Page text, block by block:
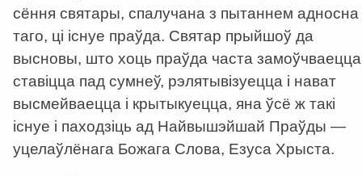
сёння святары, спалучана з пытаннем адносна
таго, ці існуе праўда. Святар прыйшоў да
высновы, што хоць праўда часта
ставіцца пад сумнеў, рэлятывізуецца і нават
высмейваецца і крытыкуецца, яна ўсё ж такі
існуе і паходзіць ад Найвышэйшай Праўды —
уцелаўлёнага Божага Слова, Езуса Хрыста.